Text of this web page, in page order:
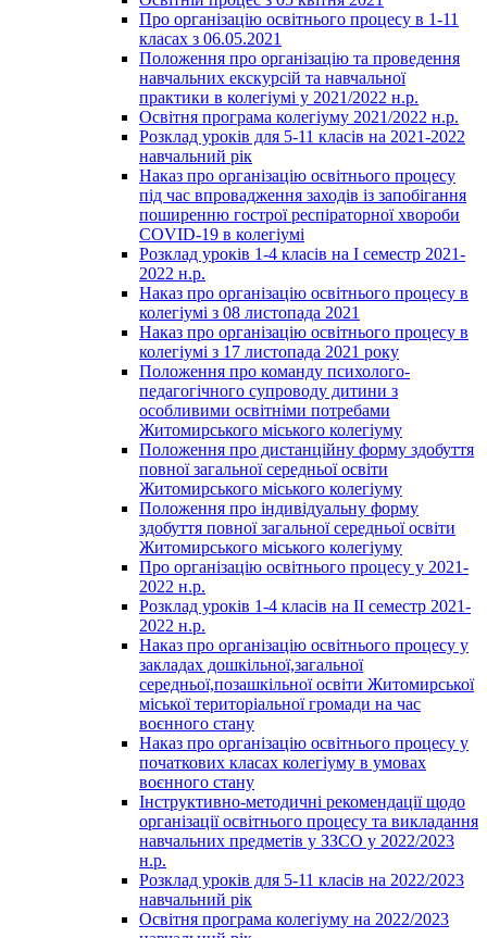
Про організацію освітнього процесу в 1-11
класах з 06.05.2021
Положення про організацію та проведення
навчальних екскурсій та навчальної
практики в колегіумі у 2021/2022 н.р.
Освітня програма колегіуму 2021/2022 н.р.
Розклад уроків для 5-11 класів на 2021-2022
навчальний рік
Наказ про організацію освітнього процесу
під час впровадження заходів із запобігання
поширенню гострої респіраторної хвороби
COVID-19 в колегіумі
Розклад уроків 1-4 класів на І семестр 2021-
2022 н.р.
Наказ про організацію освітнього процесу в
колегіумі з 08 листопада 2021
Наказ про організацію освітнього процесу в
колегіумі з 17 листопада 2021 року
Положення про команду психолого-
педагогічного супроводу дитини з
особливими освітніми потребами
Житомирського міського колегіуму
Положення про дистанційну форму здобуття
повної загальної середньої освіти
Житомирського міського колегіуму
Положення про індивідуальну форму
здобуття повної загальної середньої освіти
Житомирського міського колегіуму
Про організацію освітнього процесу у 2021-
2022 н.р.
Розклад уроків 1-4 класів на ІІ семестр 2021-
2022 н.р.
Наказ про організацію освітнього процесу у
закладах дошкільної,загальної
середньої,позашкільної освіти Житомирської
міської територіальної громади на час
воєнного стану
Наказ про організацію освітнього процесу у
початкових класах колегіуму в умовах
воєнного стану
Інструктивно-методичні рекомендації щодо
організації освітнього процесу та викладання
навчальних предметів у ЗЗСО у 2022/2023
н.р.
Розклад уроків для 5-11 класів на 2022/2023
навчальний рік
Освітня програма колегіуму на 2022/2023